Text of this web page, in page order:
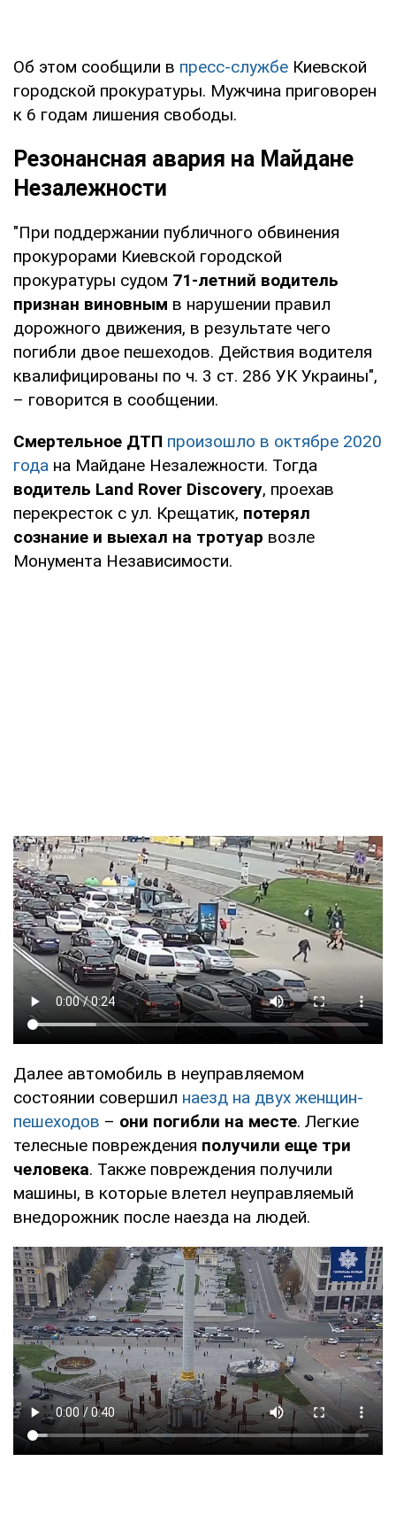
Об этом сообщили в пресс-службе Киевской
городской прокуратуры. Мужчина приговорен
к 6 годам лишения свободы.
Резонансная авария на Майдане
Незалежности
"При поддержании публичного обвинения
прокурорами Киевской городской
прокуратуры судом 71-летний водитель
признан виновным в нарушении правил
дорожного движения, в результате чего
погибли двое пешеходов. Действия водителя
квалифицированы по ч. 3 ст. 286 УК Украины",
– говорится в сообщении.
Смертельное ДТП произошло в октябре 2020
года на Майдане Незалежности. Тогда
водитель Land Rover Discovery, проехав
перекресток с ул. Крещатик, потерял
сознание и выехал на тротуар возле
Монумента Независимости.
Далее автомобиль в неуправляемом
состоянии совершил наезд на двух женщин-
пешеходов – они погибли на месте. Легкие
телесные повреждения получили еще три
человека. Также повреждения получили
машины, в которые влетел неуправляемый
внедорожник после наезда на людей.